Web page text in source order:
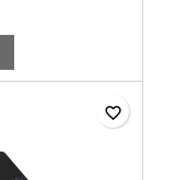
favorite_border